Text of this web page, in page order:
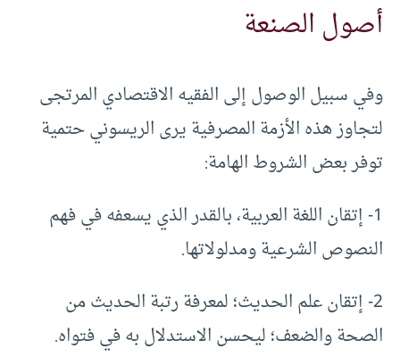
أصول الصنعة
وفي سبيل الوصول إلى الفقيه الاقتصادي المرتجى
لتجاوز هذه الأزمة المصرفية يرى الريسوني حتمية
توفر بعض الشروط الهامة:
1- إتقان اللغة العربية، بالقدر الذي يسعفه في فهم
النصوص الشرعية ومدلولاتها.
2- إتقان علم الحديث؛ لمعرفة رتبة الحديث من
الصحة والضعف؛ ليحسن الاستدلال به في فتواه.